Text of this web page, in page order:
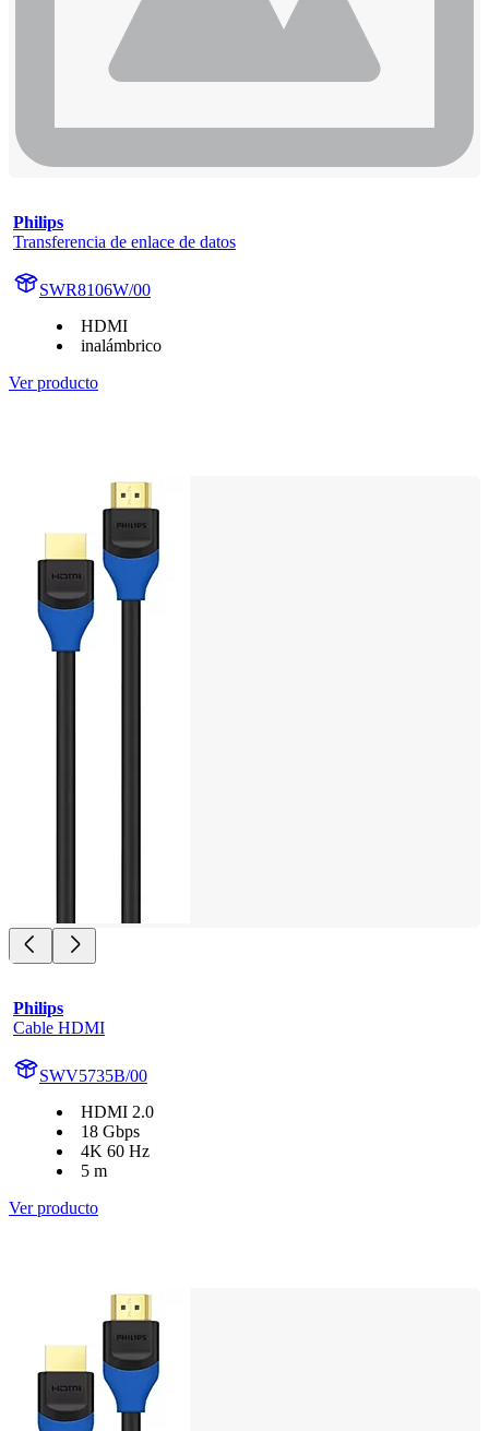
Philips
Transferencia de enlace de datos
SWR8106W/00
HDMI
inalámbrico
Ver producto
Philips
Cable HDMI
SWV5735B/00
HDMI 2.0
18 Gbps
4K 60 Hz
5 m
Ver producto